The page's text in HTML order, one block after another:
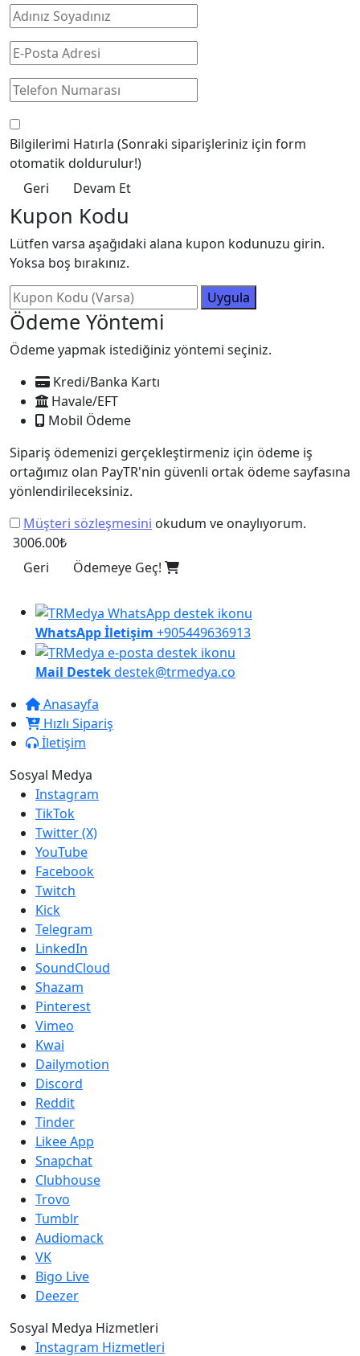
Bilgilerimi Hatırla (Sonraki siparişleriniz için form
otomatik doldurulur!)
Geri
Devam Et
Kupon Kodu
Lütfen varsa aşağıdaki alana kupon kodunuzu girin.
Yoksa boş bırakınız.
Uygula
Ödeme Yöntemi
Ödeme yapmak istediğiniz yöntemi seçiniz.
Kredi/Banka Kartı
Havale/EFT
Mobil Ödeme
Sipariş ödemenizi gerçekleştirmeniz için ödeme iş
ortağımız olan PayTR'nin güvenli ortak ödeme sayfasına
yönlendirileceksiniz.
Müşteri sözleşmesini okudum ve onaylıyorum.
3006.00₺
Geri
Ödemeye Geç!
WhatsApp İletişim +905449636913
Mail Destekdestek@trmedya.co
Anasayfa
Hızlı Sipariş
İletişim
Sosyal Medya
Instagram
TikTok
Twitter (X)
YouTube
Facebook
Twitch
Kick
Telegram
LinkedIn
SoundCloud
Shazam
Pinterest
Vimeo
Kwai
Dailymotion
Discord
Reddit
Tinder
Likee App
Snapchat
Clubhouse
Trovo
Tumblr
Audiomack
VK
Bigo Live
Deezer
Sosyal Medya Hizmetleri
Instagram Hizmetleri